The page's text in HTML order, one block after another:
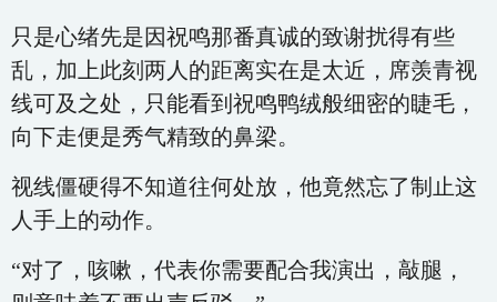
只是心绪先是因祝鸣那番真诚的致谢扰得有些
乱，加上此刻两人的距离实在是太近，席羡青视
线可及之处，只能看到祝鸣鸭绒般细密的睫毛，
向下走便是秀气精致的鼻梁。
视线僵硬得不知道往何处放，他竟然忘了制止这
人手上的动作。
“对了，咳嗽，代表你需要配合我演出，敲腿，